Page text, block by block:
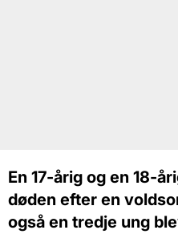
En 17-årig og en 18-
døden efter en
også en tredje ung